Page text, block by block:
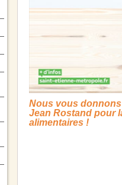
Nous vous donnons
Jean Rostand pour
alimentaires !